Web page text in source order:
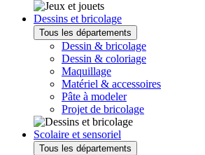
Dessins et bricolage
Tous les départements
Dessin & bricolage
Dessin & coloriage
Maquillage
Matériel & accessoires
Pâte à modeler
Projet de bricolage
Scolaire et sensoriel
Tous les départements